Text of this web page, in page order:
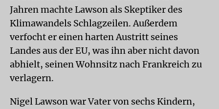
Jahren machte Lawson als Skeptiker des
Klimawandels Schlagzeilen. Außerdem
verfocht er einen harten Austritt seines
Landes aus der EU, was ihn aber nicht davon
abhielt, seinen Wohnsitz nach Frankreich zu
verlagern.
Nigel Lawson war Vater von sechs Kindern,